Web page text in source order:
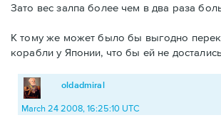
Зато вес залпа более чем в два раза
К тому же может было бы выгодно
корабли у Японии, что бы ей не
oldadmiral
March 24 2008, 16:25:10 UTC